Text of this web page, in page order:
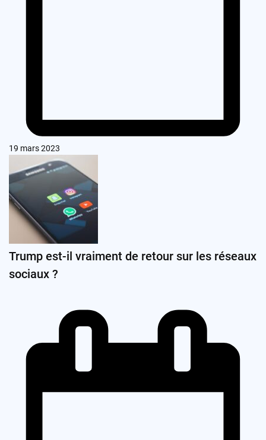
19 mars 2023
Trump est-il vraiment de retour sur les réseaux
sociaux ?